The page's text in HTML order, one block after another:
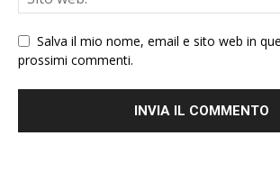
Salva il mio nome, email e sito web in
prossimi commenti.